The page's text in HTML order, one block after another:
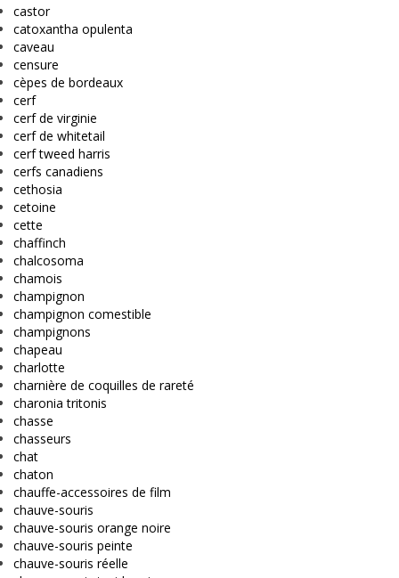
castor
catoxantha opulenta
caveau
censure
cèpes de bordeaux
cerf
cerf de virginie
cerf de whitetail
cerf tweed harris
cerfs canadiens
cethosia
cetoine
cette
chaffinch
chalcosoma
chamois
champignon
champignon comestible
champignons
chapeau
charlotte
charnière de coquilles de rareté
charonia tritonis
chasse
chasseurs
chat
chaton
chauffe-accessoires de film
chauve-souris
chauve-souris orange noire
chauve-souris peinte
chauve-souris réelle